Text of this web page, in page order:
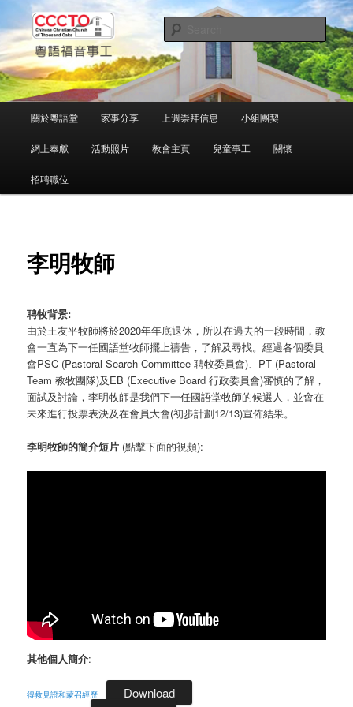
to
primary
content千橡城基督教會
中文粵語事工
關於粵語堂 家事分享 上週崇拜信息 小組團契
網上奉獻 活動照片 教會主頁 兒童事工 關懷
招聘職位
李明牧師
聘牧背景:
由於王友平牧師將於2020年年底退休，所以在過去的一段時間，教
會一直為下一任國語堂牧師擺上禱告，了解及尋找。經過各個委員
會PSC (Pastoral Search Committee 聘牧委員會)、PT (Pastoral
Team 教牧團隊)及EB (Executive Board 行政委員會)審慎的了解，
面試及討論，李明牧師是我們下一任國語堂牧師的候選人，並會在
未來進行投票表決及在會員大會(初步計劃12/13)宣佈結果。
李明牧師的簡介短片 (點擊下面的視頻):
其他個人簡介:
得救見證和蒙召經歷 Download